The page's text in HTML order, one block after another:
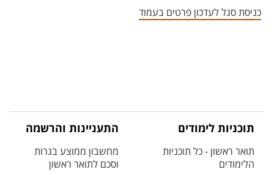
כניסת סגל לעדכון פרטים בעמוד
תוכניות לימודים
תואר ראשון - כל תוכניות
הלימודים
התעניינות והרשמה
מחשבון ממוצע בגרות
וסכם לתואר ראשון